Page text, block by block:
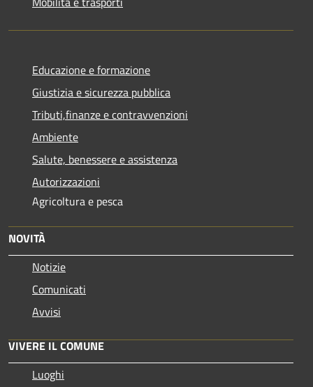
Educazione e formazione
Giustizia e sicurezza pubblica
Tributi,finanze e contravvenzioni
Ambiente
Salute, benessere e assistenza
Autorizzazioni
Agricoltura e pesca
NOVITÀ
Notizie
Comunicati
Avvisi
VIVERE IL COMUNE
Luoghi